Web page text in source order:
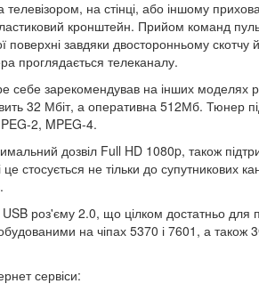
на стінці, або іншому
кронштейн. Прийом команд
поверхні завдяки двосторонньому
проглядається телеканалу.
себе зарекомендував на інших моделях
32 Мбіт, а оперативна 512Мб. Тюнер
2, MPEG-4.
дозвіл Full HD 1080p, також
стосується не тільки до супутникових
роз'єму 2.0, що цілком достатньо
на чіпах 5370 і 7601, а також
сервіси: